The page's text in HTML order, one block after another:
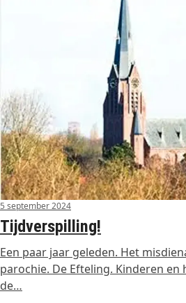
5 september 2024
Tijdverspilling!
Een paar jaar geleden. Het
parochie. De Efteling. Kinderen
de…